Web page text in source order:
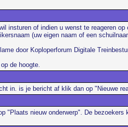
insturen of indien u wenst te reageren
(uw eigen naam of een
door Koploperforum Digitale
de hoogte.
in. is je bericht af klik dan op "Nieuwe
nieuw onderwerp". De bezoekers